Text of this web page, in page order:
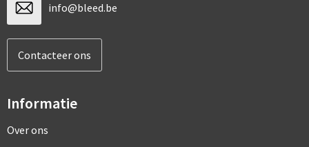
info@bleed.be
Contacteer ons
Informatie
Over ons